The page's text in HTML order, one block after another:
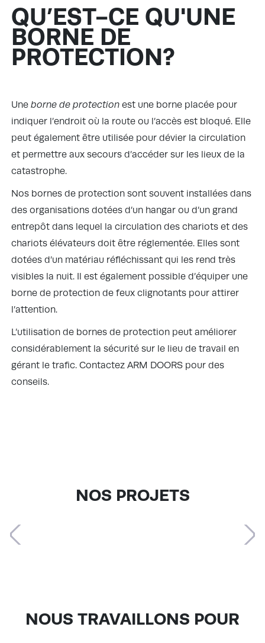
QU’EST-CE QU'UNE
BORNE DE
PROTECTION?
Une borne de protection est une borne placée pour
indiquer l’endroit où la route ou l’accès est bloqué. Elle
peut également être utilisée pour dévier la circulation
et permettre aux secours d’accéder sur les lieux de la
catastrophe.
Nos bornes de protection sont souvent installées dans
des organisations dotées d’un hangar ou d’un grand
entrepôt dans lequel la circulation des chariots et des
chariots élévateurs doit être réglementée. Elles sont
dotées d’un matériau réfléchissant qui les rend très
visibles la nuit. Il est également possible d’équiper une
borne de protection de feux clignotants pour attirer
l’attention.
L’utilisation de bornes de protection peut améliorer
considérablement la sécurité sur le lieu de travail en
gérant le trafic. Contactez ARM DOORS pour des
conseils.
NOS PROJETS
NOUS TRAVAILLONS POUR